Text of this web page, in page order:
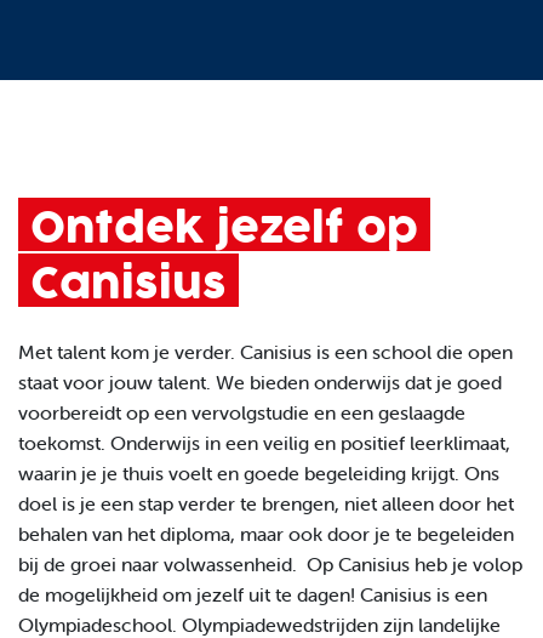
Ontdek jezelf op
Canisius
Met talent kom je verder. Canisius is een school die open
staat voor jouw talent. We bieden onderwijs dat je goed
voorbereidt op een vervolgstudie en een geslaagde
toekomst. Onderwijs in een veilig en positief leerklimaat,
waarin je je thuis voelt en goede begeleiding krijgt. Ons
doel is je een stap verder te brengen, niet alleen door het
behalen van het diploma, maar ook door je te begeleiden
bij de groei naar volwassenheid. Op Canisius heb je volop
de mogelijkheid om jezelf uit te dagen! Canisius is een
Olympiadeschool. Olympiadewedstrijden zijn landelijke